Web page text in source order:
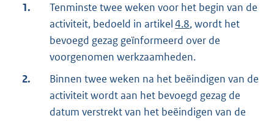
1.
Tenminste twee weken voor het begin van de
activiteit, bedoeld in artikel 4.8, wordt het
bevoegd gezag geïnformeerd over de
voorgenomen werkzaamheden.
2.
Binnen twee weken na het beëindigen van de
activiteit wordt aan het bevoegd gezag de
datum verstrekt van het beëindigen van de